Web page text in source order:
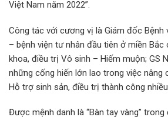
Việt Nam năm 2022”.
Công tác với cương vị là Giám đốc Bệnh
– bệnh viện tư nhân đầu tiên ở miền Bắc
khoa, điều trị Vô sinh – Hiếm muộn; GS
những cống hiến lớn lao trong việc nâng
Hỗ trợ sinh sản, điều trị thành công
Được mệnh danh là “Bàn tay vàng”